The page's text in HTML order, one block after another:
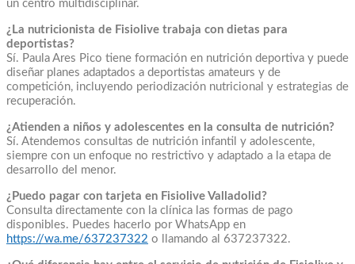
un centro multidisciplinar.
¿La nutricionista de Fisiolive trabaja con dietas para
deportistas?
Sí. Paula Ares Pico tiene formación en nutrición deportiva y puede
diseñar planes adaptados a deportistas amateurs y de
competición, incluyendo periodización nutricional y estrategias de
recuperación.
¿Atienden a niños y adolescentes en la consulta de nutrición?
Sí. Atendemos consultas de nutrición infantil y adolescente,
siempre con un enfoque no restrictivo y adaptado a la etapa de
desarrollo del menor.
¿Puedo pagar con tarjeta en Fisiolive Valladolid?
Consulta directamente con la clínica las formas de pago
disponibles. Puedes hacerlo por WhatsApp en
https://wa.me/637237322 o llamando al 637237322.